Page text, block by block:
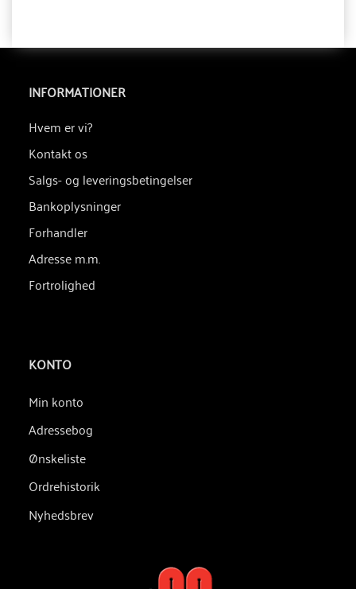
INFORMATIONER
Hvem er vi?
Kontakt os
Salgs- og leveringsbetingelser
Bankoplysninger
Forhandler
Adresse m.m.
Fortrolighed
KONTO
Min konto
Adressebog
Ønskeliste
Ordrehistorik
Nyhedsbrev